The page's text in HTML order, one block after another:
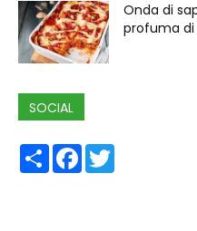
Onda di
profuma
SOCIAL
ShareFacebook